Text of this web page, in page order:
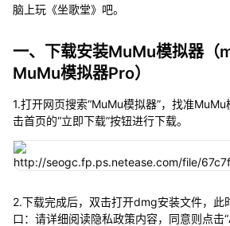
脑上玩《坐歌堂》吧。
一、下载安装MuMu模拟器（
MuMu模拟器Pro）
1.打开网页搜索“MuMu模拟器”，找准
击首页的“立即下载”按钮进行下载。
2.下载完成后，双击打开dmg安装文件，此
口：请详细阅读隐私政策内容，同意则点击